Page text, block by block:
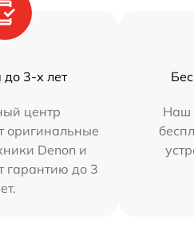
до 3-х лет
центр
оригинальные
Denon и
гарантию до 3
Наш